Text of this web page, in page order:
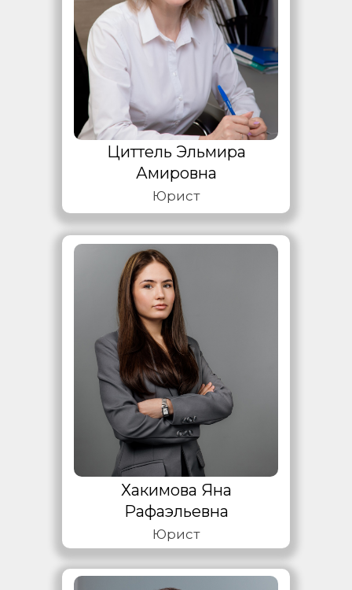
Юрист
Циттель Эльмира
Амировна
Хакимова Яна
Рафаэльевна
Юрист